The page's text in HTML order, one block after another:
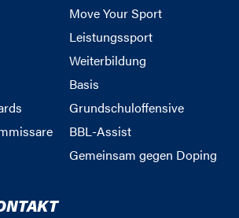
Move Your Sport
Leistungssport
Weiterbildung
Basis
Grundschuloffensive
BBL-Assist
Gemeinsam gegen Doping